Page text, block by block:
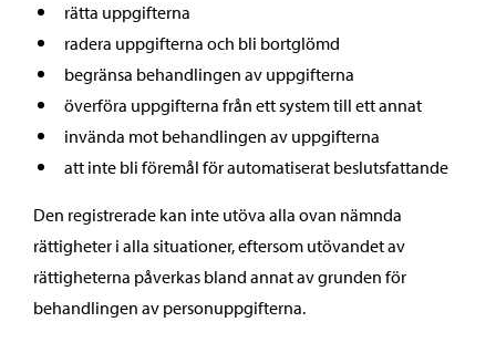
rätta uppgifterna
radera uppgifterna och bli bortglömd
begränsa behandlingen av uppgifterna
överföra uppgifterna från ett system till ett annat
invända mot behandlingen av uppgifterna
att inte bli föremål för automatiserat beslutsfattande
Den registrerade kan inte utöva alla ovan nämnda
rättigheter i alla situationer, eftersom utövandet av
rättigheterna påverkas bland annat av grunden för
behandlingen av personuppgifterna.